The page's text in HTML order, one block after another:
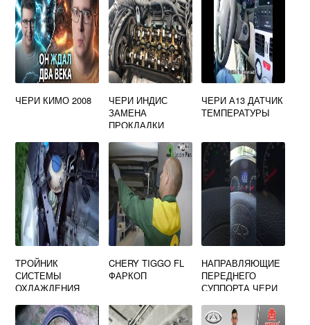
ЧЕРИ КИМО 2008
ЧЕРИ ИНДИС
ЗАМЕНА
ПРОКЛАДКИ
КРЫШКИ
ЧЕРИ А13 ДАТЧИК
ТЕМПЕРАТУРЫ
ТРОЙНИК
СИСТЕМЫ
ОХЛАЖДЕНИЯ
CHERY TIGGO FL
ФАРКОП
НАПРАВЛЯЮЩИЕ
ПЕРЕДНЕГО
СУППОРТА ЧЕРИ
АРТИКУЛ